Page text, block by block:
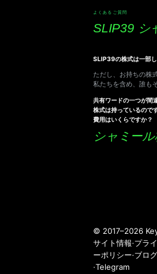
よくあるご質問
SLIP39 シ
SLIP39の株式は一部
ただし、お持ちの株
私たちを含め、誰も
共有ワードの一つが間
株式は持っているので
費用はいくらですか？
シャミー
© 2017–2026
サイト情報·プラ
ーポリシー·ブログ
·Telegram